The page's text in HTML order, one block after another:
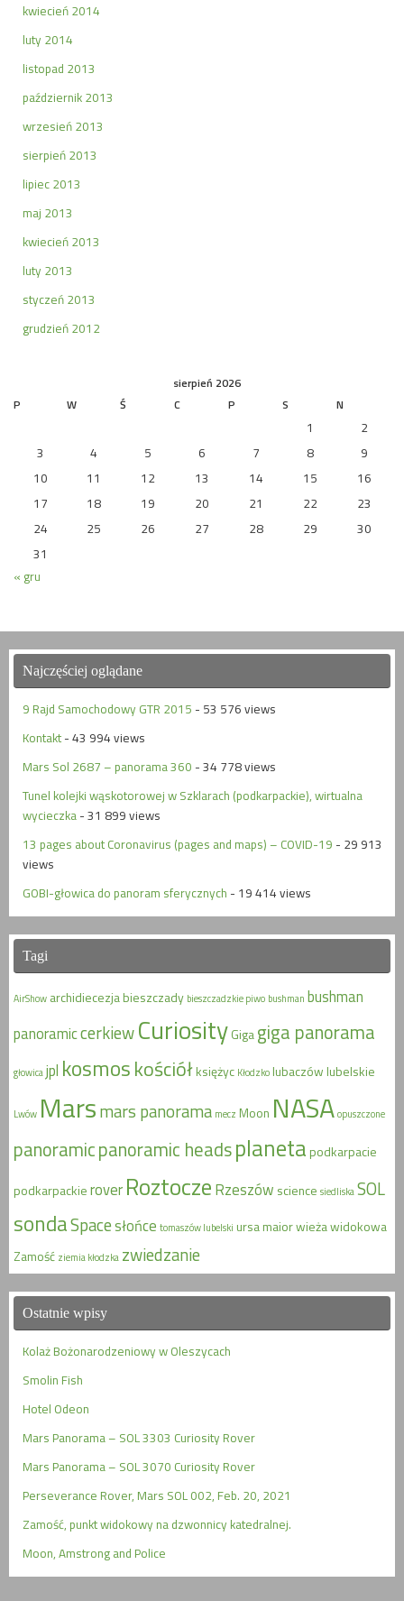
kwiecień 2014
luty 2014
listopad 2013
październik 2013
wrzesień 2013
sierpień 2013
lipiec 2013
maj 2013
kwiecień 2013
luty 2013
styczeń 2013
grudzień 2012
sierpień 2026
P
W Ś C P S N
1
2
3
4 5 6 7 8
9
10
11 12 13 14 15
16
17
18 19 20 21 22
23
24
25 26 27 28 29
30
31
« gru
Najczęściej oglądane
9 Rajd Samochodowy GTR 2015 - 53 576 views
Kontakt - 43 994 views
Mars Sol 2687 – panorama 360 - 34 778 views
Tunel kolejki wąskotorowej w Szklarach (podkarpackie), wirtualna
wycieczka - 31 899 views
13 pages about Coronavirus (pages and maps) – COVID-19 - 29 913
views
GOBI-głowica do panoram sferycznych - 19 414 views
Tagi
AirShow archidiecezjabieszczady bieszczadzkie piwo bushman bushman
panoramiccerkiewCuriosityGigagiga panorama
głowicajpl kosmoskościółksiężyc Kłodzkolubaczówlubelskie
Lwów Marsmars panorama mecz Moon NASAopuszczone
panoramicpanoramic headsplanetapodkarpacie
podkarpackierover Roztocze Rzeszów science siedliskaSOL
sondaSpacesłońce tomaszów lubelski ursa maiorwieża widokowa
Zamość ziemia kłodzka zwiedzanie
Ostatnie wpisy
Kolaż Bożonarodzeniowy w Oleszycach
Smolin Fish
Hotel Odeon
Mars Panorama – SOL 3303 Curiosity Rover
Mars Panorama – SOL 3070 Curiosity Rover
Perseverance Rover, Mars SOL 002, Feb. 20, 2021
Zamość, punkt widokowy na dzwonnicy katedralnej.
Moon, Amstrong and Police